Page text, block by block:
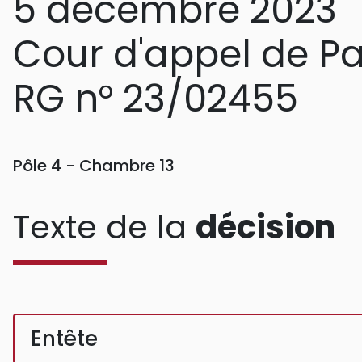
Cour d'appel de
RG n° 23/02455
Pôle 4 - Chambre 13
Texte de la décision
Entête